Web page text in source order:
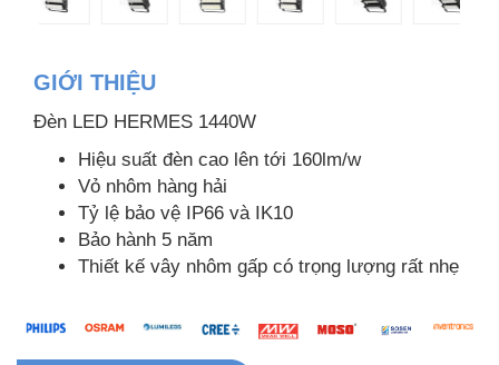
GIỚI THIỆU
Đèn LED HERMES 1440W
Hiệu suất đèn cao lên tới 160lm/w
Vỏ nhôm hàng hải
Tỷ lệ bảo vệ IP66 và IK10
Bảo hành 5 năm
Thiết kế vây nhôm gấp có trọng lượng rất nhẹ